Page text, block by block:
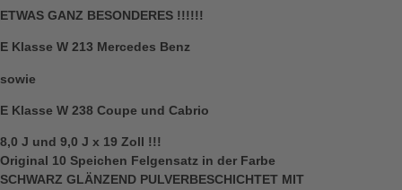
ETWAS GANZ BESONDERES !!!!!!
E Klasse W 213 Mercedes Benz
sowie
E Klasse W 238 Coupe und Cabrio
8,0 J und 9,0 J x 19 Zoll !!!
Original 10 Speichen Felgensatz in der Farbe
SCHWARZ GLÄNZEND PULVERBESCHICHTET MIT